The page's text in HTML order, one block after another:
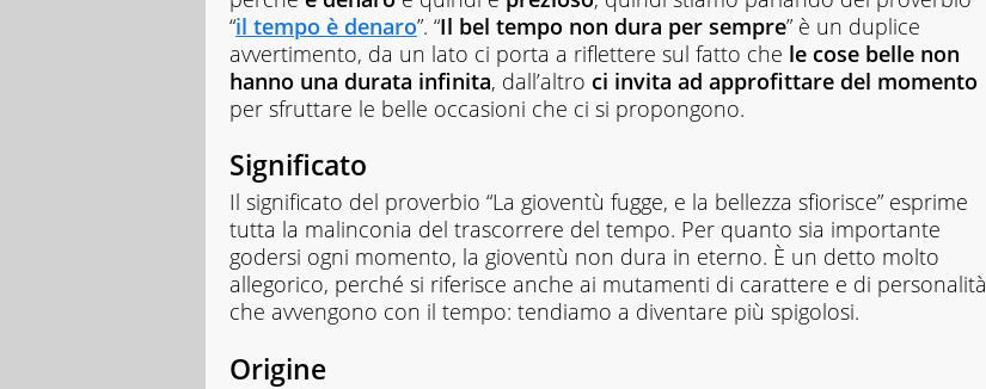
“il tempo è denaro”. “Il bel tempo non dura per sempre” è un duplice
avvertimento, da un lato ci porta a riflettere sul fatto che le cose belle non
hanno una durata infinita, dall’altro ci invita ad approfittare del momento
per sfruttare le belle occasioni che ci si propongono.
Significato
Il significato del proverbio “La gioventù fugge, e la bellezza sfiorisce” esprime
tutta la malinconia del trascorrere del tempo. Per quanto sia importante
godersi ogni momento, la gioventù non dura in eterno. È un detto molto
allegorico, perché si riferisce anche ai mutamenti di carattere e di personalità
che avvengono con il tempo: tendiamo a diventare più spigolosi.
Origine